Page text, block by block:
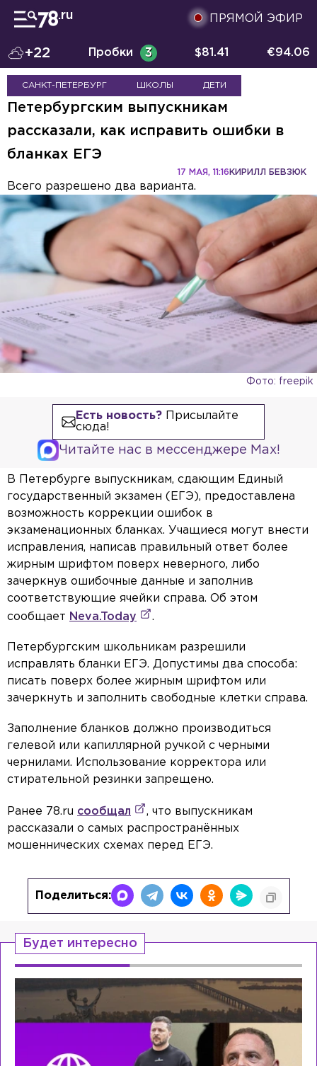
ПРЯМОЙ ЭФИР
+22 Пробки 3 $81.41 €94.06
САНКТ-ПЕТЕРБУРГ ШКОЛЫ ДЕТИ
Петербургским выпускникам
рассказали, как исправить ошибки в
бланках ЕГЭ
КИРИЛЛ БЕВЗЮК
17 МАЯ, 11:16
Всего разрешено два варианта.
Фото: freepik
Есть новость?Присылайте
сюда!
Читайте нас в мессенджере Max!
В Петербурге выпускникам, сдающим Единый
государственный экзамен (ЕГЭ), предоставлена
возможность коррекции ошибок в
экзаменационных бланках. Учащиеся могут внести
исправления, написав правильный ответ более
жирным шрифтом поверх неверного, либо
зачеркнув ошибочные данные и заполнив
соответствующие ячейки справа. Об этом
сообщает Neva.Today .
Петербургским школьникам разрешили
исправлять бланки ЕГЭ. Допустимы два способа:
писать поверх более жирным шрифтом или
зачеркнуть и заполнить свободные клетки справа.
Заполнение бланков должно производиться
гелевой или капиллярной ручкой с черными
чернилами. Использование корректора или
стирательной резинки запрещено.
Ранее 78.ru сообщал
, что выпускникам
рассказали о самых распространённых
мошеннических схемах перед ЕГЭ.
Поделиться:
Будет интересно